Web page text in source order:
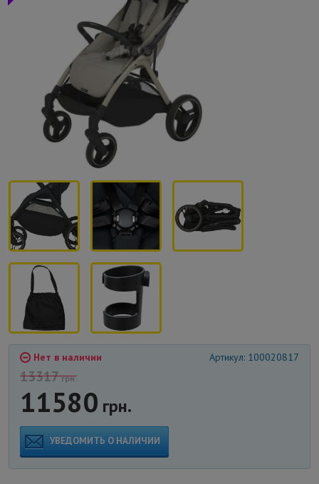
Нет в наличии Артикул: 100020817
13317грн.
11580 грн.
УВЕДОМИТЬ О НАЛИЧИИ